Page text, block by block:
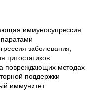
иммуносупрессия
заболевания,
цитостатиков
повреждающих методах
поддержки
иммунитет